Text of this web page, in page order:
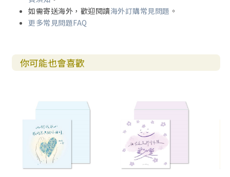
如需寄送海外，歡迎閱讀海外訂購常見問題 。
更多常見問題FAQ
你可能也會喜歡